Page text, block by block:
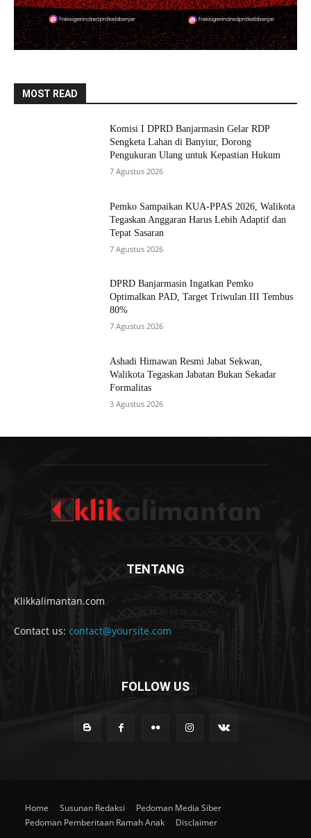
MOST READ
Komisi I DPRD Banjarmasin Gelar RDP
Sengketa Lahan di Banyiur, Dorong
Pengukuran Ulang untuk Kepastian Hukum
7 Agustus 2026
Pemko Sampaikan KUA-PPAS 2026, Walikota
Tegaskan Anggaran Harus Lebih Adaptif dan
Tepat Sasaran
7 Agustus 2026
DPRD Banjarmasin Ingatkan Pemko
Optimalkan PAD, Target Triwulan III Tembus
80%
7 Agustus 2026
Ashadi Himawan Resmi Jabat Sekwan,
Walikota Tegaskan Jabatan Bukan Sekadar
Formalitas
3 Agustus 2026
TENTANG
Klikkalimantan.com
Contact us: contact@yoursite.com
FOLLOW US
Home Susunan Redaksi
Pedoman Media Siber
Pedoman Pemberitaan Ramah Anak
Disclaimer